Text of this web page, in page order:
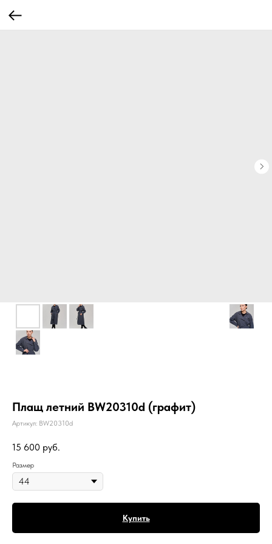
Плащ летний BW20310d (графит)
Артикул: BW20310d
15 600 руб.
Размер
Купить